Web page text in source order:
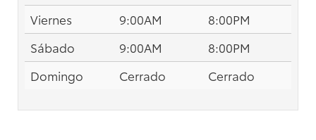
Viernes
9:00AM
8:00PM
Sábado
9:00AM
8:00PM
Domingo
Cerrado Cerrado